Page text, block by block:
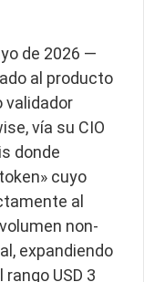
de 2026 —
al producto
validador
vía su CIO
donde
cuyo
al
non-
expandiendo
USD 3